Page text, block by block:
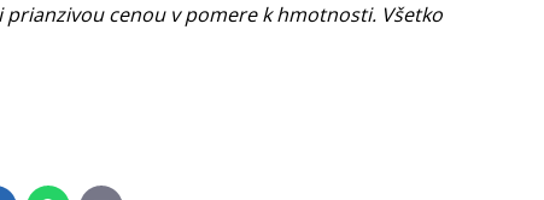
cenou v pomere k hmotnosti. Všetko